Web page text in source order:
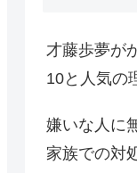
才藤歩夢が
10と人気の
嫌いな人に
家族での対